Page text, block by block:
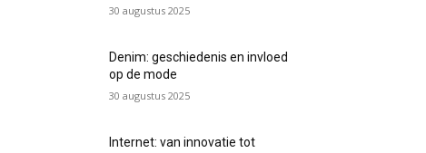
30 augustus 2025
Denim: geschiedenis en invloed
op de mode
30 augustus 2025
Internet: van innovatie tot